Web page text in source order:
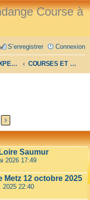
Course à
Connexion
S’enregistrer
RETOUR D'EXPERIENCE COURSES ET TRAILS
Saumur
2026 17:49
Metz 12 octobre 2025
2025 22:40